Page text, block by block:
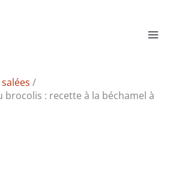
brocolis : recette à la béchamel à